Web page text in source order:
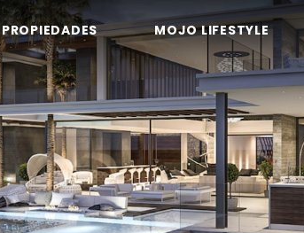
PROPIEDADES MOJO LIFESTYLE